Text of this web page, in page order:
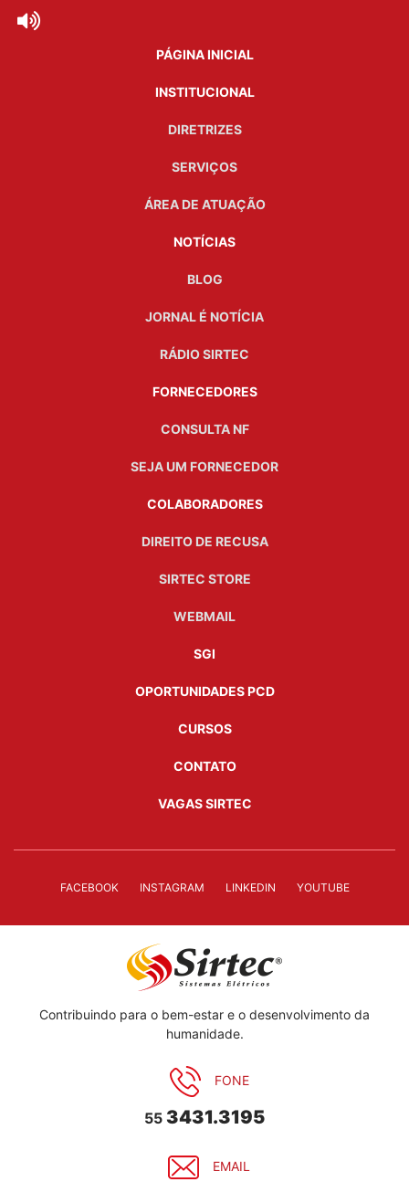
PÁGINA INICIAL
INSTITUCIONAL
DIRETRIZES
SERVIÇOS
ÁREA DE ATUAÇÃO
NOTÍCIAS
BLOG
JORNAL É NOTÍCIA
RÁDIO SIRTEC
FORNECEDORES
CONSULTA NF
SEJA UM FORNECEDOR
COLABORADORES
DIREITO DE RECUSA
SIRTEC STORE
WEBMAIL
SGI
OPORTUNIDADES PCD
CURSOS
CONTATO
VAGAS SIRTEC
FACEBOOK INSTAGRAM LINKEDIN YOUTUBE
Contribuindo para o bem-estar e o desenvolvimento da
humanidade.
FONE
55 3431.3195
EMAIL